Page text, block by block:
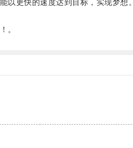
更快的速度达到目标，实现梦想。
。